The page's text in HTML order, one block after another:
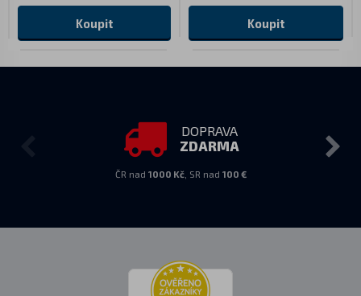
Koupit Koupit
DOPRAVA
ZDARMA
ČR nad 1000 Kč, SR nad 100 €